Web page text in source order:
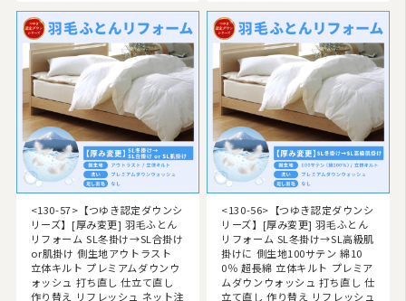
<130-57>【つゆき認定ダウンシ
リーズ】[厚み変更] 羽毛ふとん
リフォーム SL冬掛け→SL合掛け
or肌掛け 側生地アウトラスト
立体キルト プレミアムダウンウ
ォッシュ 打ち直し 仕立て直し
作り替え リフレッシュ ネット注
<130-56>【つゆき認定ダウンシ
リーズ】[厚み変更] 羽毛ふとん
リフォーム SL冬掛け→SL高級肌
掛けに 側生地100サテン 綿10
0％ 超長綿 立体キルト プレミア
ムダウンウォッシュ 打ち直し 仕
立て直し 作り替え リフレッシュ